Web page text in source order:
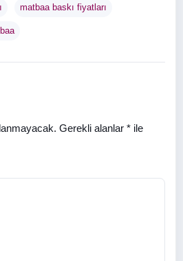
matbaa baskı fiyatları
Gerekli alanlar * ile